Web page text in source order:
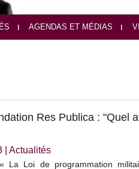
AGENDAS ET MÉDIAS
Res Publica : "Quel
Actualités
La Loi de programmation